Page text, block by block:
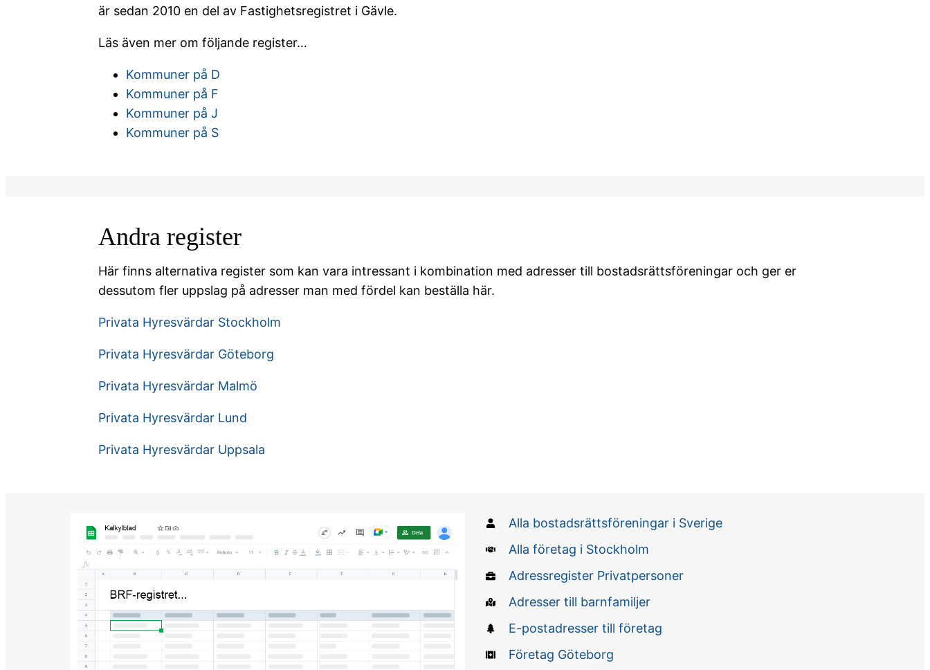
är sedan 2010 en del av Fastighetsregistret i Gävle.
Läs även mer om följande register…
Kommuner på D
Kommuner på F
Kommuner på J
Kommuner på S
Andra register
Här finns alternativa register som kan vara intressant i kombination med adresser till bostadsrättsföreningar och ger er
dessutom fler uppslag på adresser man med fördel kan beställa här.
Privata Hyresvärdar Stockholm
Privata Hyresvärdar Göteborg
Privata Hyresvärdar Malmö
Privata Hyresvärdar Lund
Privata Hyresvärdar Uppsala
Alla bostadsrättsföreningar i Sverige
Alla företag i Stockholm
Adressregister Privatpersoner
Adresser till barnfamiljer
E-postadresser till företag
Företag Göteborg